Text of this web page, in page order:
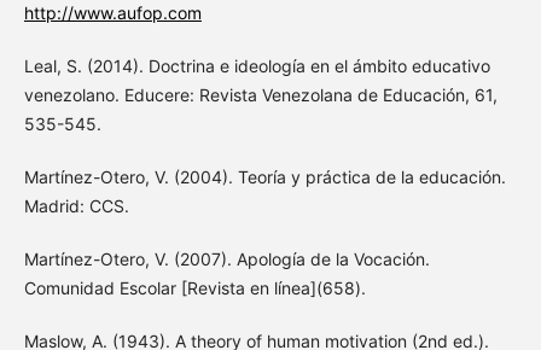
http://www.aufop.com
Leal, S. (2014). Doctrina e ideología en el ámbito educativo
venezolano. Educere: Revista Venezolana de Educación, 61,
535-545.
Martínez-Otero, V. (2004). Teoría y práctica de la educación.
Madrid: CCS.
Martínez-Otero, V. (2007). Apología de la Vocación.
Comunidad Escolar [Revista en línea](658).
Maslow, A. (1943). A theory of human motivation (2nd ed.).